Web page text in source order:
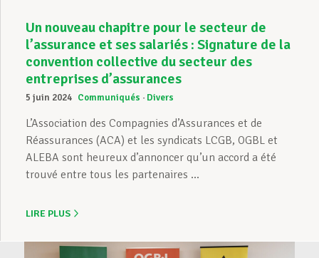
Un nouveau chapitre pour le secteur de
l’assurance et ses salariés : Signature de la
convention collective du secteur des
entreprises d’assurances
5 juin 2024 Communiqués Divers
L’Association des Compagnies d’Assurances et de
Réassurances (ACA) et les syndicats LCGB, OGBL et
ALEBA sont heureux d’annoncer qu’un accord a été
trouvé entre tous les partenaires ...
LIRE PLUS